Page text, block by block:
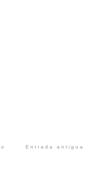
Entrada antigua